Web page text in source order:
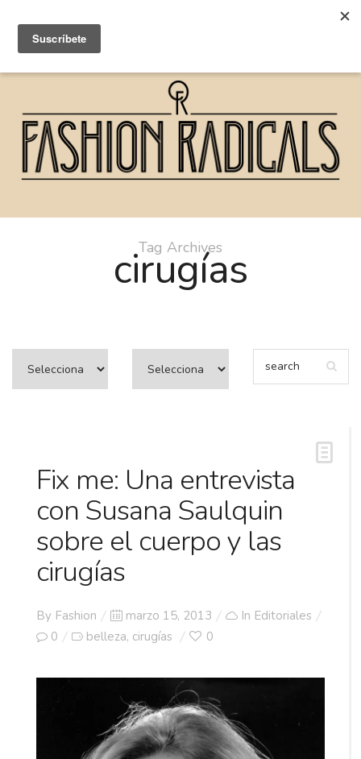
Tag Archives
cirugías
Fix me: Una entrevista
con Susana Saulquin
sobre el cuerpo y las
cirugías
By Fashion
Posted
on
marzo 15, 2013 In Editoriales
0
belleza, cirugías 0